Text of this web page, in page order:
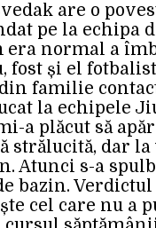
are o
pe la echipa
era normal a
fost și el
familie contact
la echipele
a plăcut să
strălucită, dar la
Atunci s-a
bazin.
cel care nu a